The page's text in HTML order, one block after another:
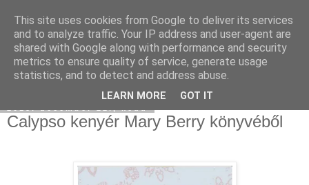
Moha Konyha
Calypso kenyér Mary Berry könyvéből
This site uses cookies from Google to deliver its services
and to analyze traffic. Your IP address and user-agent are
shared with Google along with performance and security
metrics to ensure quality of service, generate usage
statistics, and to detect and address abuse.
LEARN MORE GOT IT